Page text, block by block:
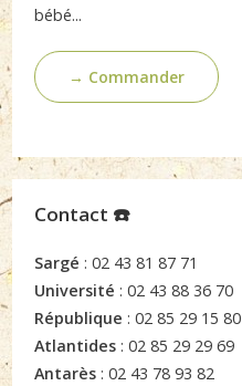
bébé...
→ Commander
Contact ☎️
Sargé : 02 43 81 87 71
Université : 02 43 88 36 70
République : 02 85 29 15 80
Atlantides : 02 85 29 29 69
Antarès : 02 43 78 93 82